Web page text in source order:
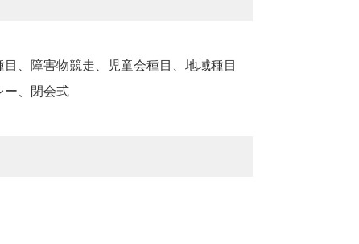
、障害物競走、児童会種目、地域種目
ー、閉会式